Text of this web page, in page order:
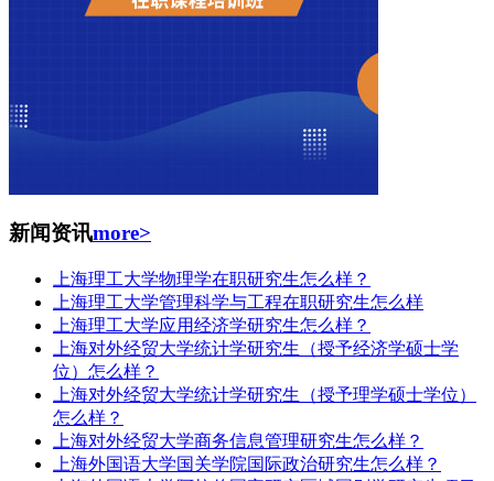
新闻资讯more>
上海理工大学物理学在职研究生怎么样？
上海理工大学管理科学与工程在职研究生怎么样
上海理工大学应用经济学研究生怎么样？
上海对外经贸大学统计学研究生（授予经济学硕士学
位）怎么样？
上海对外经贸大学统计学研究生（授予理学硕士学位）
怎么样？
上海对外经贸大学商务信息管理研究生怎么样？
上海外国语大学国关学院国际政治研究生怎么样？